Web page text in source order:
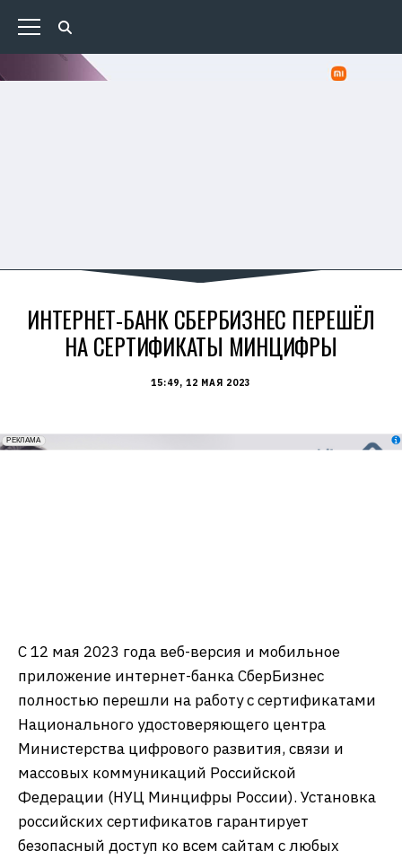
ИНТЕРНЕТ-БАНК СБЕРБИЗНЕС ПЕРЕШЁЛ
НА СЕРТИФИКАТЫ МИНЦИФРЫ
15:49, 12 МАЯ 2023
erid: 2VfnxxmNzs5
РЕКЛАМА
С 12 мая 2023 года веб-версия и мобильное
приложение интернет-банка СберБизнес
полностью перешли на работу с сертификатами
Национального удостоверяющего центра
Министерства цифрового развития, связи и
массовых коммуникаций Российской
Федерации (НУЦ Минцифры России). Установка
российских сертификатов гарантирует
безопасный доступ ко всем сайтам с любых